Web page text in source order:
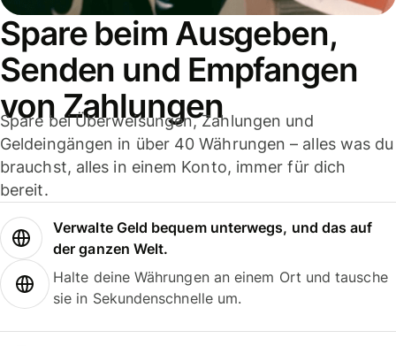
Spare beim Ausgeben,
Senden und Empfangen
von Zahlungen
Spare bei Überweisungen, Zahlungen und
Geldeingängen in über 40 Währungen – alles was du
brauchst, alles in einem Konto, immer für dich
bereit.
Verwalte Geld bequem unterwegs, und das auf
der ganzen Welt.
Halte deine Währungen an einem Ort und tausche
sie in Sekundenschnelle um.